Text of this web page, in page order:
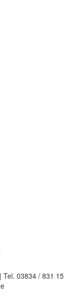
Tel. 03834 / 831 15